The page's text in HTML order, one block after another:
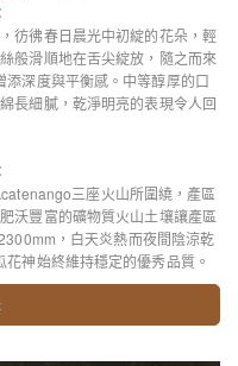
彷彿春日晨光中初綻的花朵，輕
般滑順地在舌尖綻放，隨之而來
深度與平衡感。中等醇厚的口
長細膩，乾淨明亮的表現令人回
三座火山所圍繞，產區
沃豐富的礦物質火山土壤讓產區
，白天炎熱而夜間陰涼乾
神始終維持穩定的優秀品質。